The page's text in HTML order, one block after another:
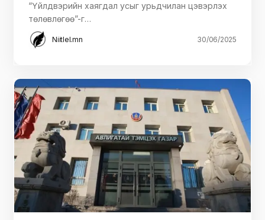
“Үйлдвэрийн хаягдал усыг урьдчилан цэвэрлэх
төлөвлөгөө”-г…
Niitlel.mn 30/06/2025